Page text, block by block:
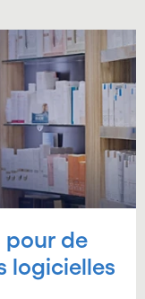
pour de
logicielles